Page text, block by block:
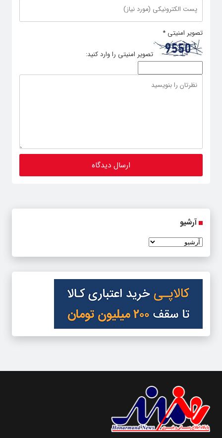
تصویر امنیتی *
تصویر امنیتی را وارد کنید:
آرشیو